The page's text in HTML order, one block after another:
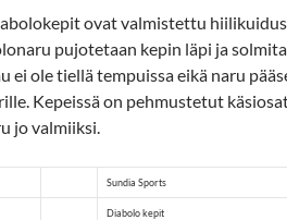
ovat valmistettu
pujotetaan kepin läpi ja
ei ole tiellä tempuissa eikä naru
Kepeissä on pehmustetut
jo valmiiksi.
Sundia Sports
Diabolo kepit